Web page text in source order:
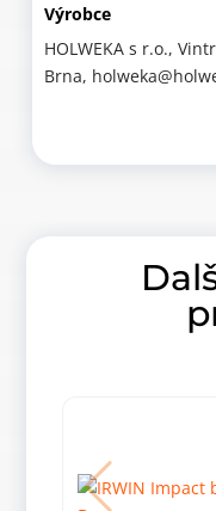
Výrobce
HOLWEKA s r.o.,
Brna,